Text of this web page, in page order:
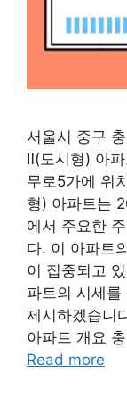
서울시 중구
Ⅱ(도시형) 아
무로5가에 위
형) 아파트는
에서 주요한
다. 이 아파트
이 집중되고
파트의 시세
제시하겠습니
아파트 개요
Read more